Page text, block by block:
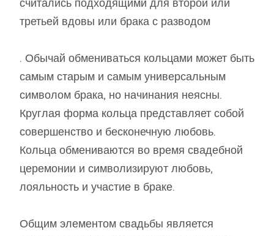
считались подходящими для второй или
третьей вдовы или брака с разводом
. Обычай обмениваться кольцами может быть
самым старым и самым универсальным
символом брака, но начинания неясны.
Круглая форма кольца представляет собой
совершенство и бесконечную любовь.
Кольца обмениваются во время свадебной
церемонии и символизируют любовь,
лояльность и участие в браке.
Общим элементом свадьбы является